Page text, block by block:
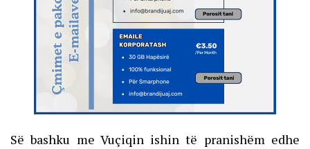
Së bashku me Vuçiqin ishin të pranishëm edhe